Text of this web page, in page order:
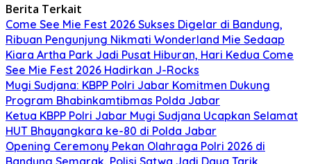
Berita Terkait
Come See Mie Fest 2026 Sukses Digelar di Bandung,
Ribuan Pengunjung Nikmati Wonderland Mie Sedaap
Kiara Artha Park Jadi Pusat Hiburan, Hari Kedua Come
See Mie Fest 2026 Hadirkan J-Rocks
Mugi Sudjana: KBPP Polri Jabar Komitmen Dukung
Program Bhabinkamtibmas Polda Jabar
Ketua KBPP Polri Jabar Mugi Sudjana Ucapkan Selamat
HUT Bhayangkara ke-80 di Polda Jabar
Opening Ceremony Pekan Olahraga Polri 2026 di
Bandung Semarak, Polisi Satwa Jadi Daya Tarik